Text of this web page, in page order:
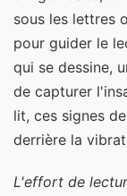
sous les lettres
pour guider le
qui se dessine,
de capturer
lit, ces signes
derrière la
L'effort de